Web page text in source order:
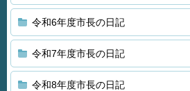
令和6年度市長の日記
令和7年度市長の日記
令和8年度市長の日記